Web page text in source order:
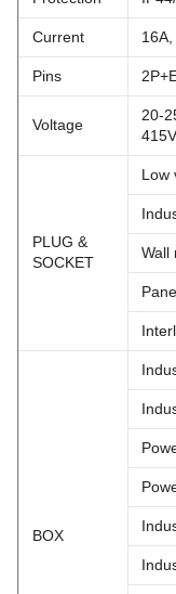
Current
Pins
Voltage
20-
PLUG &
SOCKET
Low
Wall
BOX